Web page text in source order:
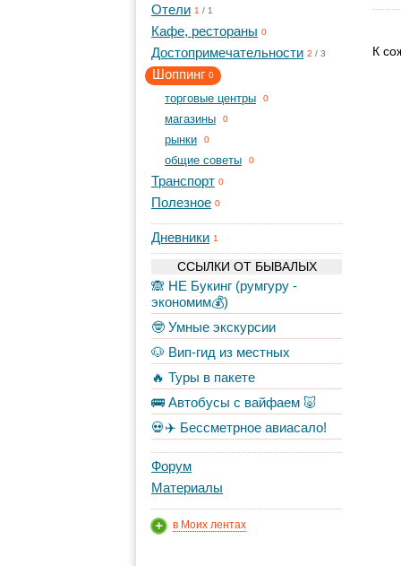
Отели 1 / 1
Кафе, рестораны 0
Достопримечательности 2 / 3
Шоппинг 0
торговые центры 0
магазины 0
рынки 0
общие советы 0
Транспорт 0
Полезное 0
Дневники 1
ССЫЛКИ ОТ БЫВАЛЫХ
🙈 НЕ Букинг (румгуру -
экономим💰)
🤓 Умные экскурсии
🐶 Вип-гид из местных
🔥 Туры в пакете
🚌 Автобусы с вайфаем 🐷
💀✈️ Бессметрное авиасало!
Форум
Материалы
в Моих лентах
К